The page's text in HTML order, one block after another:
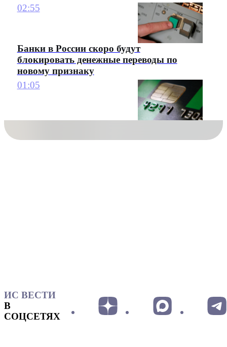
02:55
Банки в России скоро будут
блокировать денежные переводы по
новому признаку
01:05
ИС ВЕСТИ
В
СОЦСЕТЯХ